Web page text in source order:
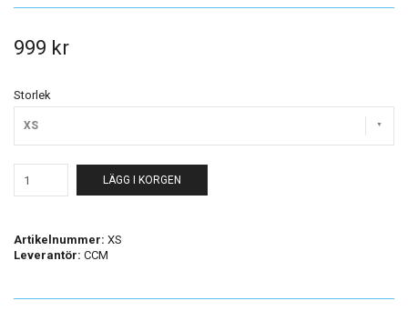
999 kr
Storlek
XS
LÄGG I KORGEN
Artikelnummer: XS
Leverantör: CCM